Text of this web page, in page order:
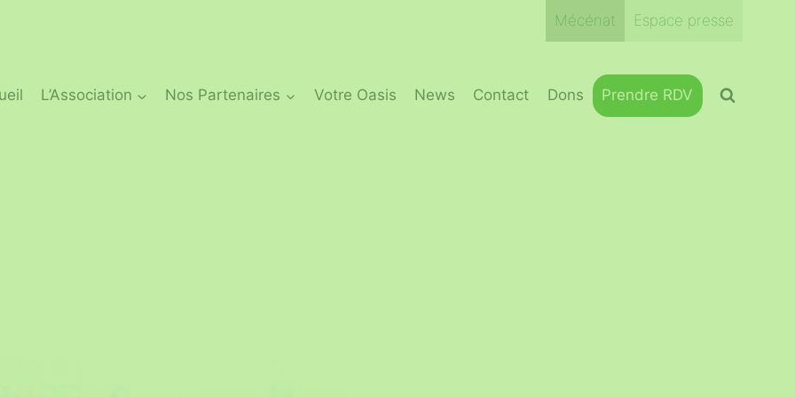
Mécénat Espace presse
L’Association Nos Partenaires Votre Oasis News Contact Dons Prendre RDV